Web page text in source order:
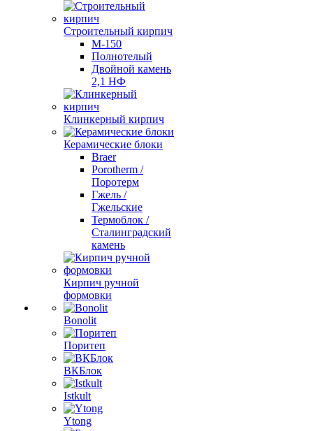
Строительный кирпич
М-150
Полнотелый
Двойной камень
2,1 НФ
Клинкерный кирпич
Керамические блоки
Braer
Porotherm /
Поротерм
Гжель /
Гжельские
Термоблок /
Сталинградский
камень
Кирпич ручной
формовки
Bonolit
Поритеп
ВКБлок
Istkult
Ytong